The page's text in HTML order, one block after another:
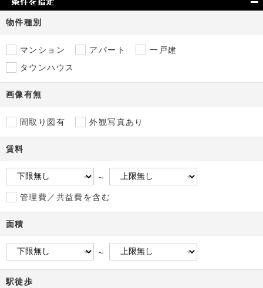
物件種別
マンション アパート
一戸建
タウンハウス
画像有無
間取り図有 外観写真あり
賃料
～
管理費／共益費を含む
面積
～
駅徒歩